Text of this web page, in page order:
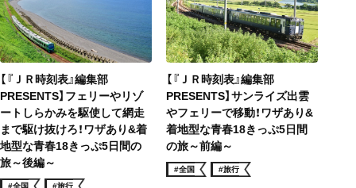
【『ＪＲ時刻表』編集部
PRESENTS】フェリーやリゾ
ートしらかみを駆使して網走
まで駆け抜けろ！ワザあり&着
地型な青春18きっぷ5日間の
旅～後編～
#全国 #旅行
【『ＪＲ時刻表』編集部
PRESENTS】サンライズ出雲
やフェリーで移動！ワザあり&
着地型な青春18きっぷ5日間
の旅～前編～
#全国 #旅行